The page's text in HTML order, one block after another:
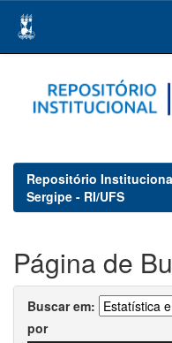
navigation
Repositório
Sergipe - RI/UFS
Página de
Buscar em:
por